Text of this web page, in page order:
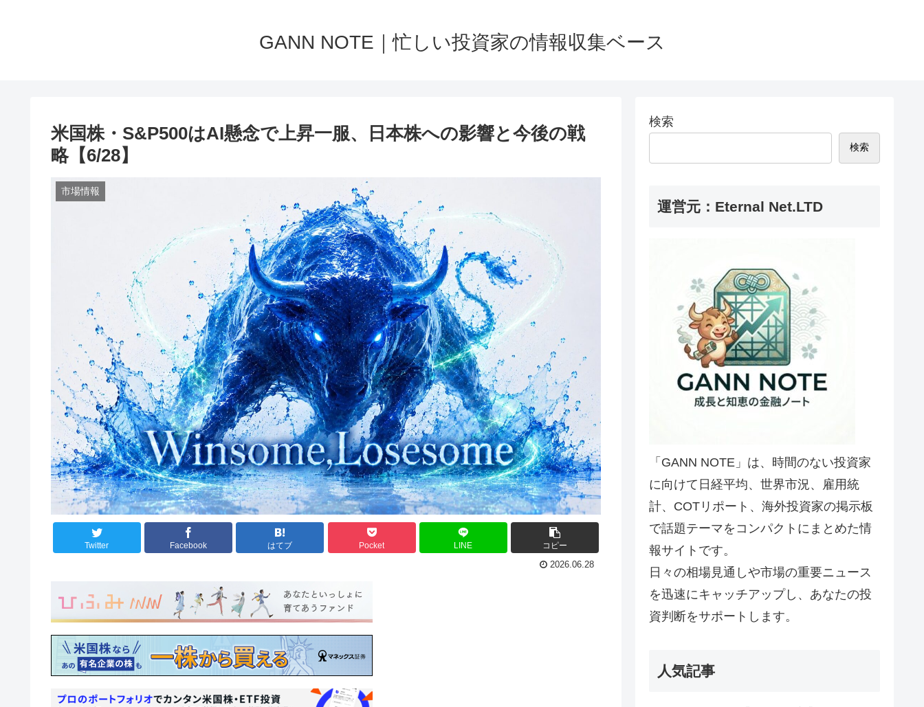
GANN NOTE｜忙しい投資家の情報収集ベース
米国株・S&P500はAI懸念で上昇一服、日本株への影響と今後の戦
略【6/28】
市場情報
Twitter Facebook はてブ Pocket LINE コピー
2026.06.28
検索
検索
運営元：Eternal Net.LTD
「GANN NOTE」は、時間のない投資家
に向けて日経平均、世界市況、雇用統
計、COTリポート、海外投資家の掲示板
で話題テーマをコンパクトにまとめた情
報サイトです。
日々の相場見通しや市場の重要ニュース
を迅速にキャッチアップし、あなたの投
資判断をサポートします。
人気記事